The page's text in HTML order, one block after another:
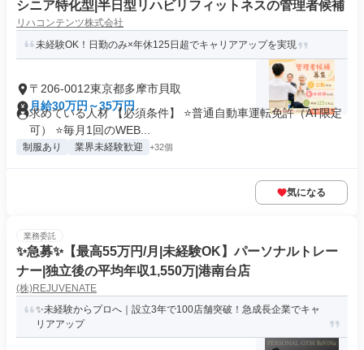
シニア特化型|半日型リハビリフィットネスの管理者候補
リハコンテンツ株式会社
未経験OK！日勤のみ×年休125日超でキャリアアップを実現
〒206-0012東京都多摩市貝取
月給30万円～35万円
求めている人材 【必須条件】 ⭐普通自動車運転免許（AT限定
可） ⭐毎月1回のWEB...
制服あり 業界未経験歓迎 +32個
気になる
業務委託
✨️急募✨️【最高55万円/月|未経験OK】パーソナルトレー
ナー|独立後の平均年収1,550万|港南台店
(株)REJUVENATE
✨未経験からプロへ｜設立3年で100店舗突破！急成長企業でキャ
リアアップ